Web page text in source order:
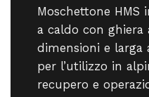
Moschettone HMS
a caldo con ghiera
dimensioni e larga
per l’utilizzo in
recupero e